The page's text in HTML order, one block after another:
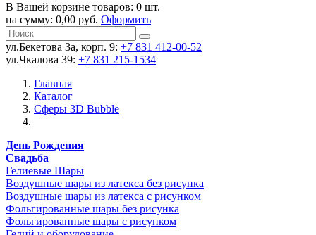
В Вашей корзине товаров: 0 шт.
на сумму: 0,00 руб. Оформить
ул.Бекетова 3а, корп. 9: +7 831 412-00-52
ул.Чкалова 39: +7 831 215-1534
Главная
Каталог
Сферы 3D Bubble
День Рождения
Свадьба
Гелиевые Шары
Воздушные шары из латекса без рисунка
Воздушные шары из латекса с рисунком
Фольгированные шары без рисунка
Фольгированные шары с рисунком